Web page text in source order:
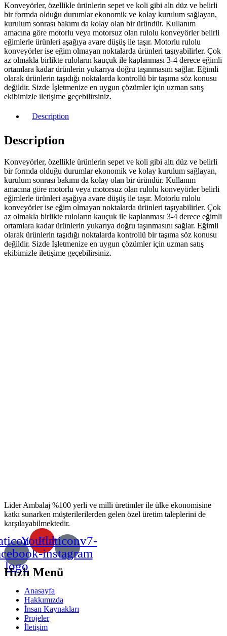
Konveyörler, özellikle ürünlerin sepet ve koli gibi altı düz ve belirli
bir formda olduğu durumlar ekonomik ve kolay kurulum sağlayan,
kurulum sonrası bakımı da kolay olan bir üründür. Kullanım
amacına göre motorlu veya motorsuz olan rulolu konveyörler belirli
eğimlerle ürünleri aşağıya avare düşüş ile taşır. Motorlu rulolu
konveyörler ise eğim olmayan noktalarda ürünleri taşıyabilirler. Çok
az olmakla birlikte ruloların kauçuk ile kaplanması 3-4 derece eğimli
ortamlara kadar ürünlerin yukarıya doğru taşınmasını sağlar. Eğimli
olarak ürünlerin taşıdığı noktalarda kontrollü bir taşıma söz konusu
değildir. Sizde İşletmenize en uygun çözümler için uzman satış
ekibimizle iletişime geçebilirsiniz.
Description
Description
Konveyörler, özellikle ürünlerin sepet ve koli gibi altı düz ve belirli
bir formda olduğu durumlar ekonomik ve kolay kurulum sağlayan,
kurulum sonrası bakımı da kolay olan bir üründür. Kullanım
amacına göre motorlu veya motorsuz olan rulolu konveyörler belirli
eğimlerle ürünleri aşağıya avare düşüş ile taşır. Motorlu rulolu
konveyörler ise eğim olmayan noktalarda ürünleri taşıyabilirler. Çok
az olmakla birlikte ruloların kauçuk ile kaplanması 3-4 derece eğimli
ortamlara kadar ürünlerin yukarıya doğru taşınmasını sağlar. Eğimli
olarak ürünlerin taşıdığı noktalarda kontrollü bir taşıma söz konusu
değildir. Sizde İşletmenize en uygun çözümler için uzman satış
ekibimizle iletişime geçebilirsiniz.
Lider Ambalaj %100 yerli ve milli üretimler ile ülke ekonomisine
katkı sunarken müşterilerilerden gelen özel üretim taleplerini de
karşılayabilmektedir.
logo
Youtube
Flaticonv7-
instagram
Hızlı Menü
Anasayfa
Hakkımızda
İnsan Kaynakları
Projeler
İletişim